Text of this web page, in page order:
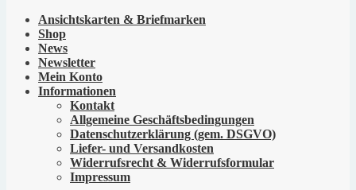
Ansichtskarten & Briefmarken
Shop
News
Newsletter
Mein Konto
Informationen
Kontakt
Allgemeine Geschäftsbedingungen
Datenschutzerklärung (gem. DSGVO)
Liefer- und Versandkosten
Widerrufsrecht & Widerrufsformular
Impressum